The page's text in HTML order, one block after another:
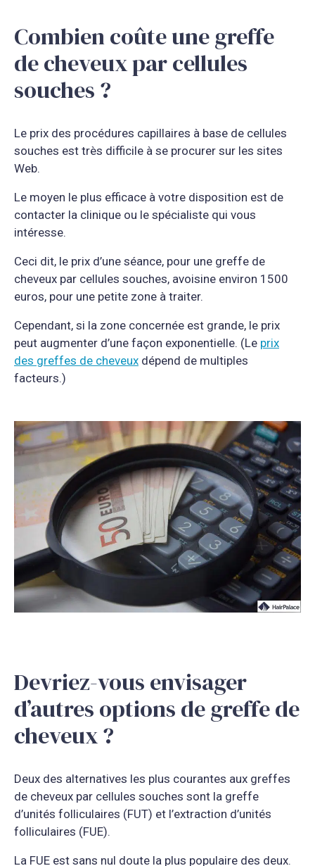
Combien coûte une greffe
de cheveux par cellules
souches ?
Le prix des procédures capillaires à base de cellules
souches est très difficile à se procurer sur les sites
Web.
Le moyen le plus efficace à votre disposition est de
contacter la clinique ou le spécialiste qui vous
intéresse.
Ceci dit, le prix d’une séance, pour une greffe de
cheveux par cellules souches, avoisine environ 1500
euros, pour une petite zone à traiter.
Cependant, si la zone concernée est grande, le prix
peut augmenter d’une façon exponentielle. (Le prix
des greffes de cheveux dépend de multiples
facteurs.)
Devriez-vous envisager
d’autres options de greffe de
cheveux ?
Deux des alternatives les plus courantes aux greffes
de cheveux par cellules souches sont la greffe
d’unités folliculaires (FUT) et l’extraction d’unités
folliculaires (FUE).
La FUE est sans nul doute la plus populaire des deux.